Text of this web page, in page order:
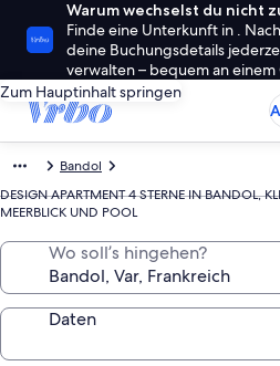
Warum wechselst du nicht
Finde eine Unterkunft in .
deine Buchungsdetails
verwalten – bequem an einem
Zum Hauptinhalt springen
Bandol
DESIGN APARTMENT 4 STERNE IN BANDOL,
MEERBLICK UND POOL
Wo soll’s hingehen?
Daten